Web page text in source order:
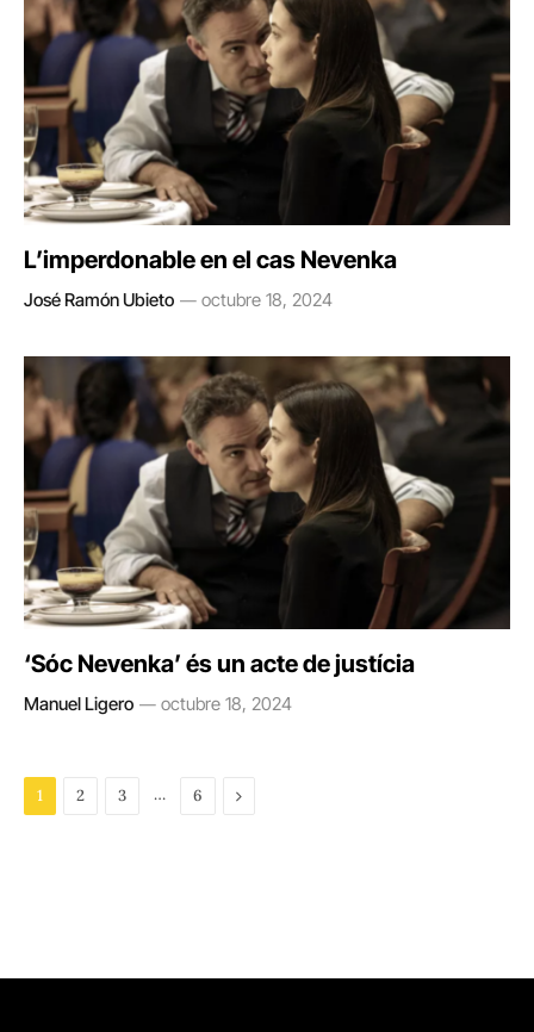
L’imperdonable en el cas Nevenka
José Ramón Ubieto octubre 18, 2024
‘Sóc Nevenka’ és un acte de justícia
Manuel Ligero octubre 18, 2024
1 2 3 … 6 Next